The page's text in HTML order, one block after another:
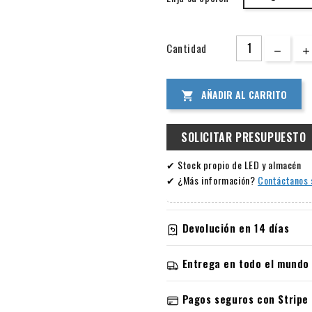
Cantidad
 AÑADIR AL CARRITO
SOLICITAR PRESUPUESTO
✔ Stock propio de LED y almacén
✔ ¿Más información?
Devolución en 14 días
Información sobre garantía
Devoluciones
Tiene derecho a cancelar su
Entrega en todo el mundo
Envíos y
Pagos seguros con